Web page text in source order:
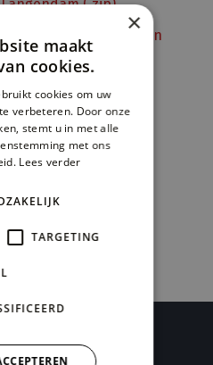
Langendam (.zip)
der Vennet (zittend) en
(.doc)
×
maakt
cookies.
cookies om uw
verbeteren. Door onze
stemt u in met alle
met ons
Lees verder
TARGETING